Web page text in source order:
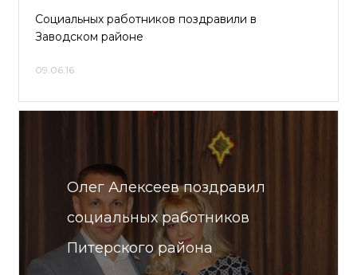
Социальных работников поздравили в
Заводском районе
09.06.16
Олег Алексеев поздравил
социальных работников
Питерского района